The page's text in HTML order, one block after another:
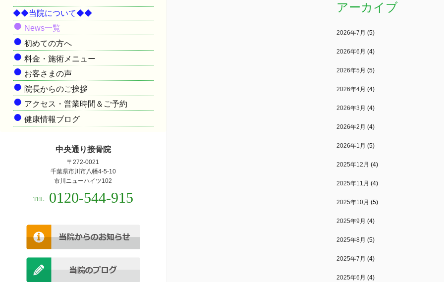
◆◆当院について◆◆
● News一覧
● 初めての方へ
● 料金・施術メニュー
● お客さまの声
● 院長からのご挨拶
● アクセス・営業時間＆ご予約
● 健康情報ブログ
中央通り接骨院
〒272-0021
千葉県市川市八幡4-5-10
市川ニューハイツ102
TEL. 0120-544-915
アーカイブ
2026年7月 (5)
2026年6月 (4)
2026年5月 (5)
2026年4月 (4)
2026年3月 (4)
2026年2月 (4)
2026年1月 (5)
2025年12月 (4)
2025年11月 (4)
2025年10月 (5)
2025年9月 (4)
2025年8月 (5)
2025年7月 (4)
2025年6月 (4)